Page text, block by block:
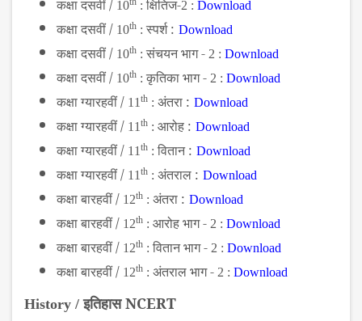
कक्षा दसवीं / 10 : क्षितिज-2 : Download
कक्षा दसवीं / 10th : स्पर्श : Download
कक्षा दसवीं / 10th : संचयन भाग - 2 : Download
कक्षा दसवीं / 10th : कृतिका भाग - 2 : Download
कक्षा ग्यारहवीं / 11 th : अंतरा : Download
कक्षा ग्यारहवीं / 11 th : आरोह : Download
कक्षा ग्यारहवीं / 11 th : वितान : Download
कक्षा ग्यारहवीं / 11 th : अंतराल : Download
कक्षा बारहवीं / 12th : अंतरा : Download
कक्षा बारहवीं / 12th : आरोह भाग - 2 : Download
कक्षा बारहवीं / 12th : वितान भाग - 2 : Download
कक्षा बारहवीं / 12th : अंतराल भाग - 2 : Download
History /इतिहास NCERT